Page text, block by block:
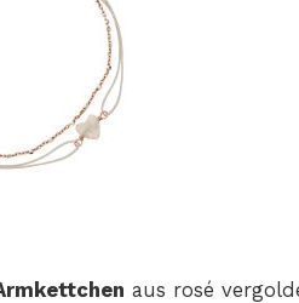
aus rosé